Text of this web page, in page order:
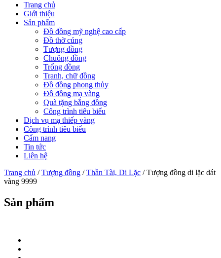
Trang chủ
Giới thiệu
Sản phẩm
Đồ đồng mỹ nghệ cao cấp
Đồ thờ cúng
Tượng đồng
Chuông đồng
Trống đồng
Tranh, chữ đồng
Đồ đồng phong thủy
Đồ đồng mạ vàng
Quà tặng bằng đồng
Công trình tiêu biểu
Dịch vụ mạ thiếp vàng
Công trình tiêu biểu
Cẩm nang
Tin tức
Liên hệ
Trang chủ /Tượng đồng /Thần Tài, Di Lặc / Tượng đồng di lặc dát
vàng 9999
Sản phẩm